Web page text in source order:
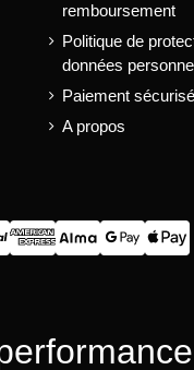
remboursement
Politique de
données
Paiement sécurisé
A propos